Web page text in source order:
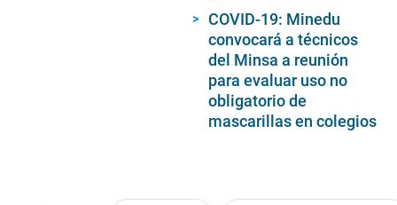
COVID-19: Minedu
convocará a técnicos
del Minsa a reunión
para evaluar uso no
obligatorio de
mascarillas en colegios